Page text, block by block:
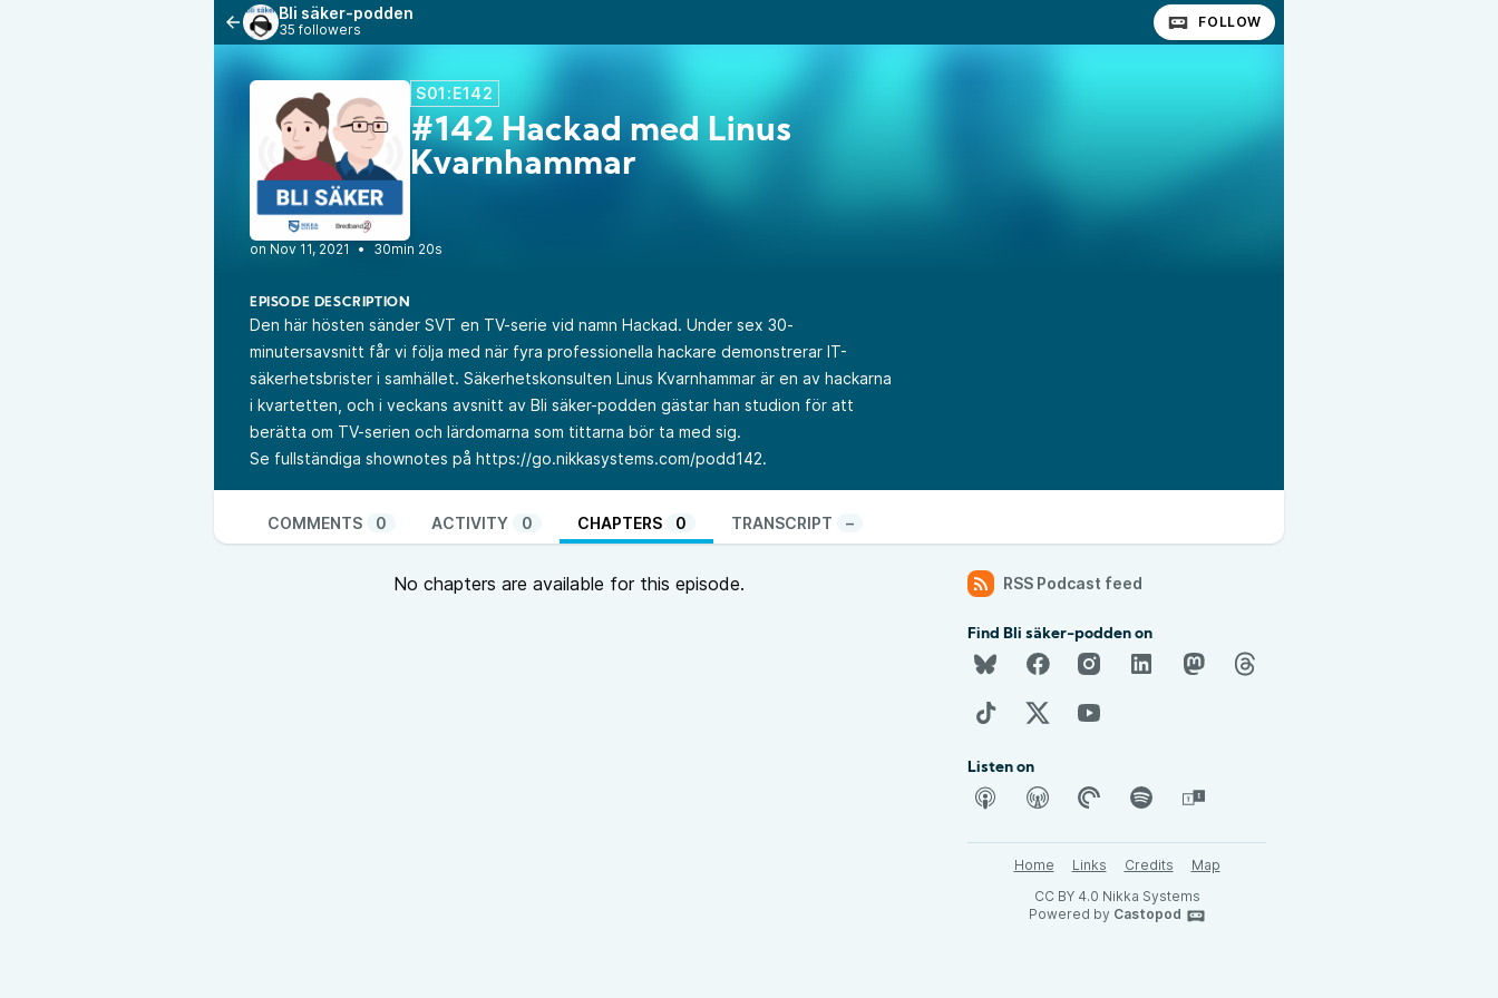
Bli säker-podden
35 followers FOLLOW
S01:E142
#142 Hackad med Linus
Kvarnhammar
• 30min 20s
EPISODE DESCRIPTION
Den här hösten sänder SVT en TV-serie vid namn Hackad. Under sex 30-
minutersavsnitt får vi följa med när fyra professionella hackare demonstrerar IT-
säkerhetsbrister i samhället. Säkerhetskonsulten Linus Kvarnhammar är en av hackarna
i kvartetten, och i veckans avsnitt av Bli säker-podden gästar han studion för att
berätta om TV-serien och lärdomarna som tittarna bör ta med sig.
Se fullständiga shownotes på https://go.nikkasystems.com/podd142.
COMMENTS 0 ACTIVITY 0 CHAPTERS 0 TRANSCRIPT –
No chapters are available for this episode. RSS Podcast feed
Find Bli säker-podden on
Listen on
Home Links Credits
Map
CC BY 4.0 Nikka Systems
Powered by Castopod